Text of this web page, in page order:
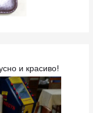
и красиво!